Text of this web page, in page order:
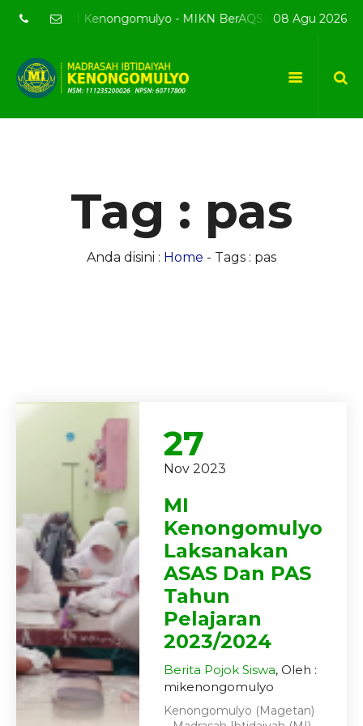
resmi MI Kenongomulyo - MIKN BerAQSI Beradab alQuran
08 Agu 2026
Tag : pas
Anda disini : Home - Tags : pas
27
Nov 2023
MI
Kenongomulyo
Laksanakan
ASAS Dan PAS
Tahun
Pelajaran
2023/2024
Berita Pojok Siswa, Oleh :
mikenongomulyo
Kenongomulyo (Magetan)